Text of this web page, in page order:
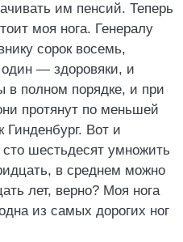
им пенсий. Теперь
моя нога. Генералу
сорок восемь,
один — здоровяки, и
в полном порядке, и при
протянут по меньшей
Гинденбург. Вот и
шестьдесят умножить
в среднем можно
лет, верно? Моя нога
из самых дорогих ног